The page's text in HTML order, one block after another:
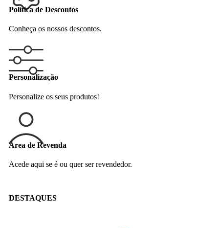
Política de Descontos
Conheça os nossos descontos.
Personalização
Personalize os seus produtos!
Área de Revenda
Acede aqui se é ou quer ser revendedor.
DESTAQUES